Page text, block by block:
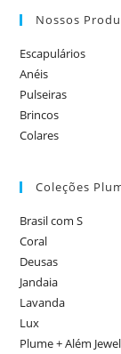
Nossos
Escapulários
Anéis
Pulseiras
Brincos
Colares
Coleções
Brasil com S
Coral
Deusas
Jandaia
Lavanda
Lux
Plume + Além Jewel